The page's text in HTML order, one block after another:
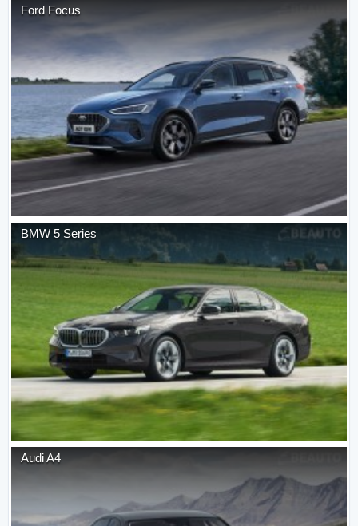
Ford Focus
BMW 5 Series
AudiA4